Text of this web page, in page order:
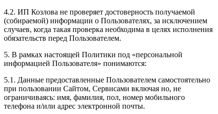
4.2. ИП Козлова не проверяет достоверность получаемой
(собираемой) информации о Пользователях, за исключением
случаев, когда такая проверка необходима в целях исполнения
обязательств перед Пользователем.
5. В рамках настоящей Политики под «персональной
информацией Пользователя» понимаются:
5.1. Данные предоставленные Пользователем самостоятельно
при пользовании Сайтом, Сервисами включая но, не
ограничиваясь: имя, фамилия, пол, номер мобильного
телефона и/или адрес электронной почты.